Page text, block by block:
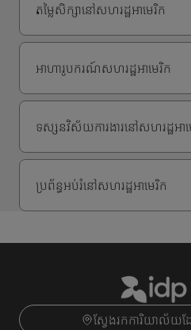
តម្លៃសិក្សានៅសហរដ្ឋអាមេរិក
អាហារូបករណ៍សហរដ្ឋអាមេរិក
ទស្សនវិស័យការងារនៅសហរដ្ឋអាម
ប្រព័ន្ធអប់រំនៅសហរដ្ឋអាមេរិក
ស្វែងរកការិយាល័យ